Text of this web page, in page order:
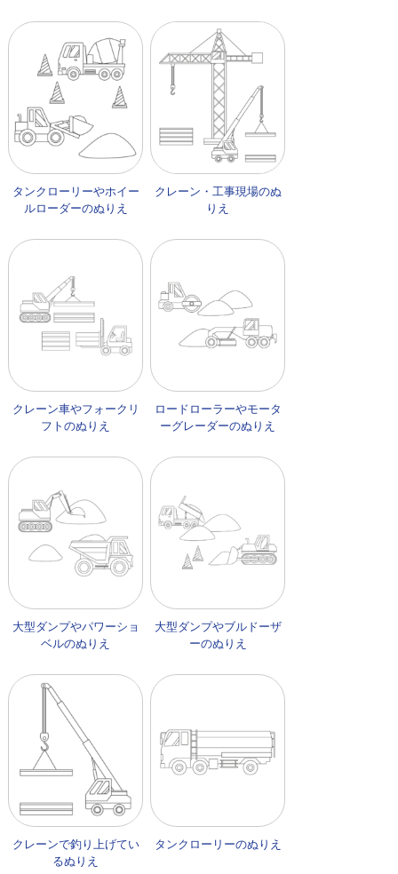
タンクローリーやホイー
ルローダーのぬりえ
クレーン・工事現場のぬ
りえ
クレーン車やフォークリ
フトのぬりえ
ロードローラーやモータ
ーグレーダーのぬりえ
大型ダンプやパワーショ
ベルのぬりえ
大型ダンプやブルドーザ
ーのぬりえ
クレーンで釣り上げてい
るぬりえ
タンクローリーのぬりえ